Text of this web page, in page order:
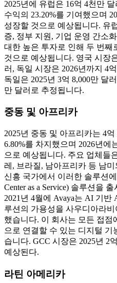
2025년에 유럽은 16억 4천만
수익의 23.20%를 기여했으며
성장할 것으로 예상됩니다. 유
증, 정부 지원, 기업 운영 간소
대한 높은 투자로 인해 두 번째
것으로 예상됩니다. 영국 시장
러, 독일 시장은 2026년까지 4
독일은 2025년 3억 8,000만 달
만 달러로 추정됩니다.
중동 및 아프리카
2025년 중동 및 아프리카는 4
6.80%를 차지했으며 2026년에
으로 예상됩니다. 주요 업체들
레, 브라질, 남아프리카 등 남
신흥 국가에서 이러한 솔루션
Center as a Service) 솔루션을
2021년 4월에 Avaya는 AI 기반
루션의 가용성을 사우디아라
했습니다. 이 회사는 모든 접점
으로 연결할 수 있는 디지털 기
습니다. GCC 시장은 2025년 2
예상된다.
라틴 아메리카